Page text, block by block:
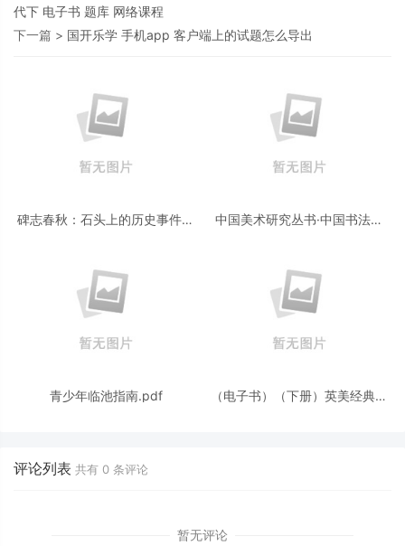
代下 电子书 题库 网络课程
下一篇 > 国开乐学 手机app 客户端上的试题怎么导出
碑志春秋：石头上的历史事件与
中国美术研究丛书·中国书法史
青少年临池指南.pdf
（电子书）（下册）英美经典文
评论列表 共有 0 条评论
暂无评论